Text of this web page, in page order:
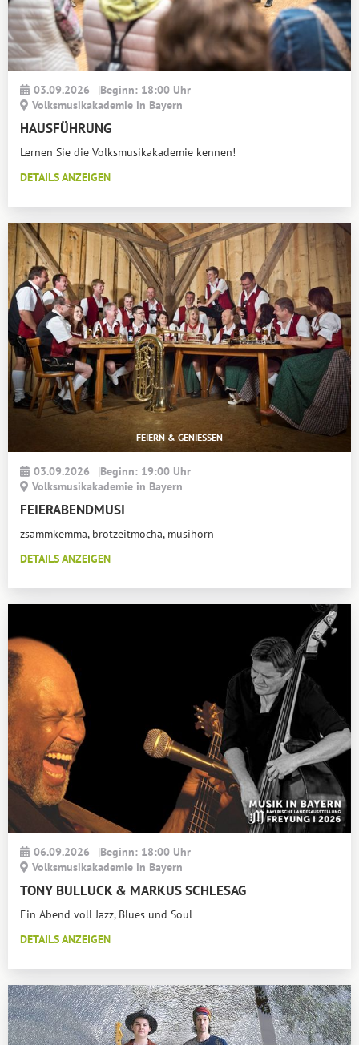
03.09.2026 |Beginn: 18:00 Uhr
Volksmusikakademie in Bayern
HAUSFÜHRUNG
Lernen Sie die Volksmusikakademie kennen!
DETAILS ANZEIGEN
FEIERN & GENIESSEN
03.09.2026 |Beginn: 19:00 Uhr
Volksmusikakademie in Bayern
FEIERABENDMUSI
zsammkemma, brotzeitmocha, musihörn
DETAILS ANZEIGEN
06.09.2026 |Beginn: 18:00 Uhr
Volksmusikakademie in Bayern
TONY BULLUCK & MARKUS SCHLESAG
Ein Abend voll Jazz, Blues und Soul
DETAILS ANZEIGEN